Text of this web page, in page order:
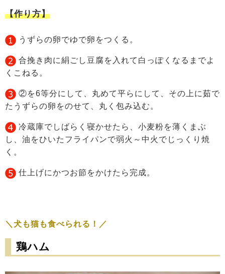
【作り方】
うずらの卵でゆで卵をつくる。
合挽き肉に絹ごし豆腐を入れて白っぽくなるまでよ
くこねる。
②を6等分にして、丸めて平らにして、その上に茹で
たうずらの卵をのせて、丸く包み込む。
冷蔵庫でしばらく寝かせたら、小麦粉を薄くまぶ
し、油をひいたフライパンで弱火～中火でじっくり焼
く。
仕上げにかつお節をかけたら完成。
＼犬も猫も食べられる！／
鶏ハム